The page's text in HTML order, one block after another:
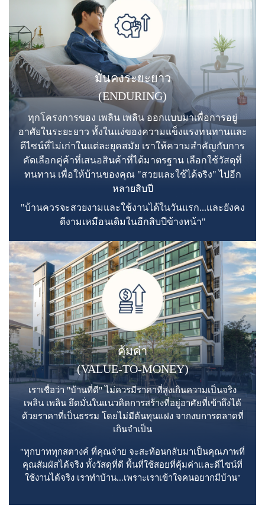
มั่นคงระยะยาว
(ENDURING)
ทุกโครงการของ เพลิน เพลิน ออกแบบมาเพื่อการอยู่
อาศัยในระยะยาว ทั้งในแง่ของความแข็งแรงทนทานและ
ดีไซน์ที่ไม่เก่าในแต่ละยุคสมัย เราให้ความสำคัญกับการ
คัดเลือกคู่ค้าที่เสนอสินค้าที่ได้มาตรฐาน เลือกใช้วัสดุที่
ทนทาน เพื่อให้บ้านของคุณ "สวยและใช้ได้จริง" ไปอีก
หลายสิบปี
"บ้านควรจะสวยงามและใช้งานได้ในวันแรก...และยังคง
ดีงามเหมือนเดิมในอีกสิบปีข้างหน้า"
คุ้มค่า
(VALUE-TO-MONEY)
เราเชื่อว่า "บ้านที่ดี" ไม่ควรมีราคาที่สูงเกินความเป็นจริง
เพลิน เพลิน ยึดมั่นในแนวคิดการสร้างที่อยู่อาศัยที่เข้าถึงได้
ด้วยราคาที่เป็นธรรม โดยไม่มีต้นทุนแฝง จากงบการตลาดที่
เกินจำเป็น
"ทุกบาททุกสตางค์ ที่คุณจ่าย จะสะท้อนกลับมาเป็นคุณภาพที่
คุณสัมผัสได้จริง ทั้งวัสดุที่ดี พื้นที่ใช้สอยที่คุ้มค่าและดีไซน์ที่
ใช้งานได้จริง เราทำบ้าน...เพราะเราเข้าใจคนอยากมีบ้าน"